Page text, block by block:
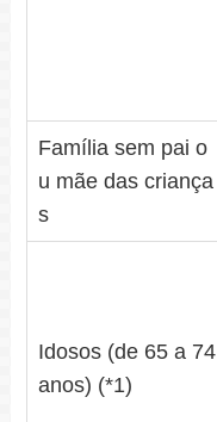
Família sem pai o
u mãe das criança
s
Idosos (de 65 a 74
anos) (*1)